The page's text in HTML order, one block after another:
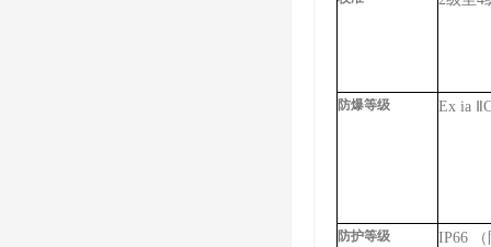
防爆等级 Ex ia
防护等级 IP66